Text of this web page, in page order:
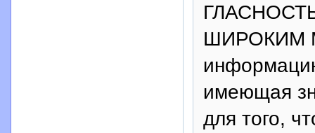
ШИРОКИМ
имеющая
для того,